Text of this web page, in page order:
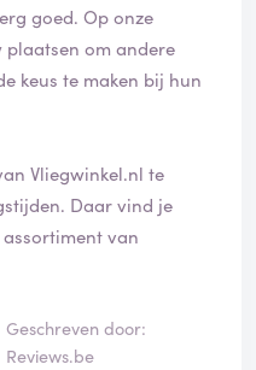
goed. Op onze
plaatsen om andere
keus te maken bij hun
Vliegwinkel.nl te
Daar vind je
van
Geschreven door:
Reviews.be